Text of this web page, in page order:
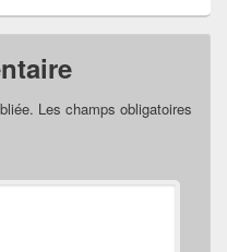
Les champs obligatoires